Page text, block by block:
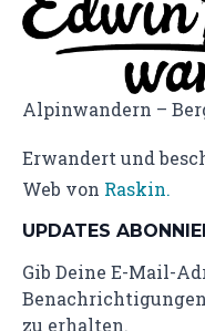
Alpinwandern –
Erwandert und
Web von Raskin.
UPDATES
Gib Deine E-Mail-
zu erhalten.